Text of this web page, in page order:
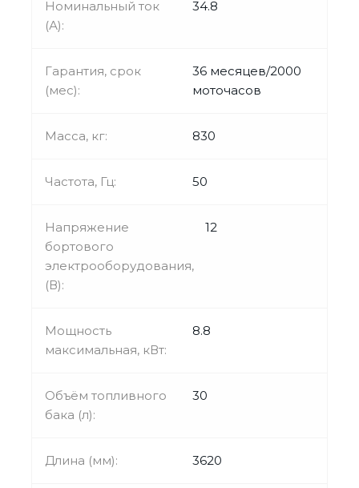
Номинальный ток
(А):
34.8
Гарантия, срок
(мес):
36 месяцев/2000
моточасов
Масса, кг: 830
Частота, Гц: 50
Напряжение
бортового
электрооборудования,
(В):
12
Мощность
максимальная, кВт:
8.8
Объём топливного
бака (л):
30
Длина (мм): 3620